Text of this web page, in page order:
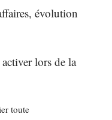
évolution
lors de la
toute